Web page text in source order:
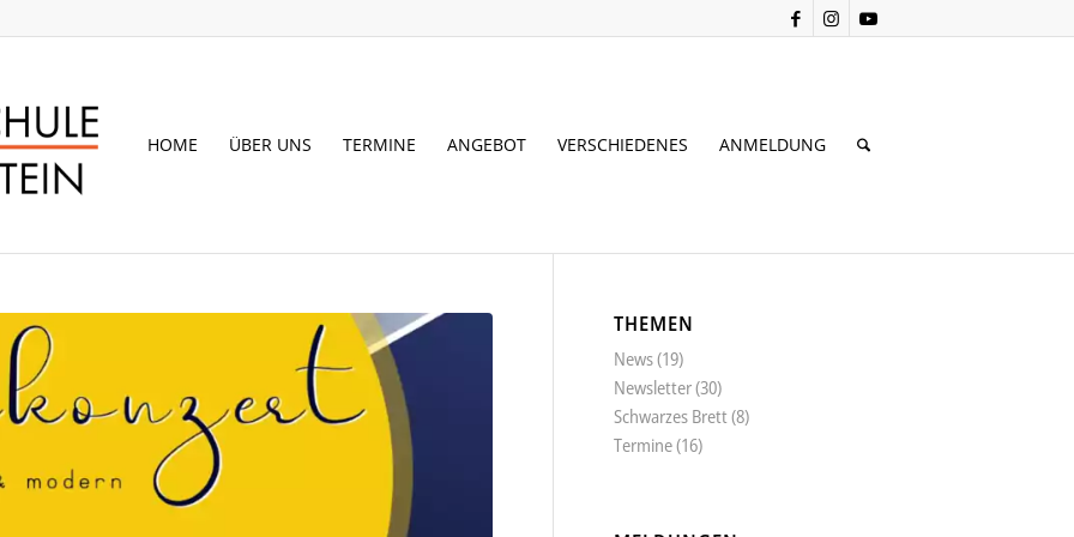
HOME ÜBER UNS TERMINE ANGEBOT VERSCHIEDENES ANMELDUNG
THEMEN
News(19)
Newsletter(30)
Schwarzes Brett(8)
Termine(16)